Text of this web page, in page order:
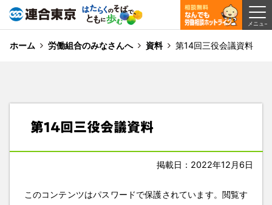
ホーム 労働組合のみなさんへ 資料 第14回三役会議資料
第14回三役会議資料
掲載日：2022年12月6日
このコンテンツはパスワードで保護されています。閲覧す